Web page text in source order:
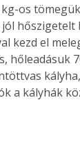
os
hőszigetelt
kezd el
hőleadásuk
a kályhák